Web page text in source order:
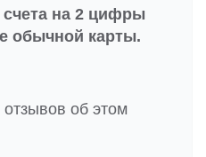
счета на 2 цифры
обычной карты.
об этом